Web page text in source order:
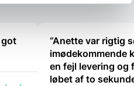
got
“Anette var rigtig
imødekommende
en fejl levering og
løbet af to